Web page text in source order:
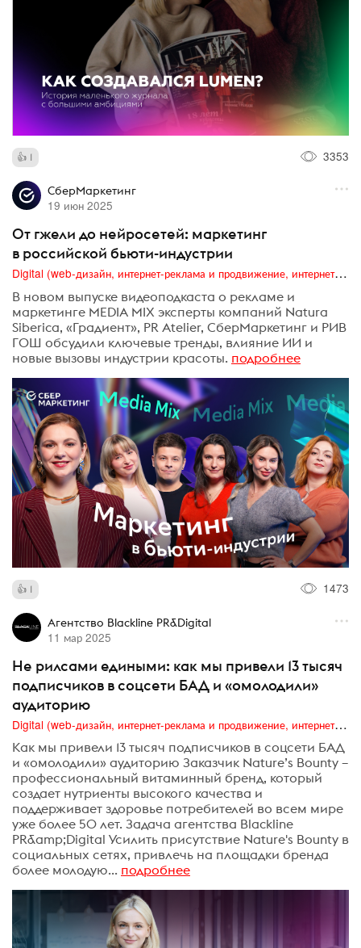
1 3353
СберМаркетинг
19 июн 2025
От гжели до нейросетей: маркетинг
в российской бьюти-индустрии
Digital (web-дизайн, интернет-реклама и продвижение, интернет-сообщества и блоги, интернет-коммуникации, мобильный маркетинг, реклама на цифровых экранах)
В новом выпуске видеоподкаста о рекламе и
маркетинге MEDIA MIX эксперты компаний Natura
Siberica, «Градиент», PR Atelier, СберМаркетинг и РИВ
ГОШ обсудили ключевые тренды, влияние ИИ и
новые вызовы индустрии красоты. подробнее
1 1473
Агентство Blackline PR&Digital
11 мар 2025
Не рилсами едиными: как мы привели 13 тысяч
подписчиков в соцсети БАД и «омолодили»
аудиторию
Digital (web-дизайн, интернет-реклама и продвижение, интернет-сообщества и блоги, интернет-коммуникации, мобильный маркетинг, реклама на цифровых экранах)
Как мы привели 13 тысяч подписчиков в соцсети БАД
и «омолодили» аудиторию Заказчик Nature’s Bounty –
профессиональный витаминный бренд, который
создает нутриенты высокого качества и
поддерживает здоровье потребителей во всем мире
уже более 50 лет. Задача агентства Blackline
PR&amp;Digital Усилить присутствие Nature's Bounty в
социальных сетях, привлечь на площадки бренда
более молодую... подробнее